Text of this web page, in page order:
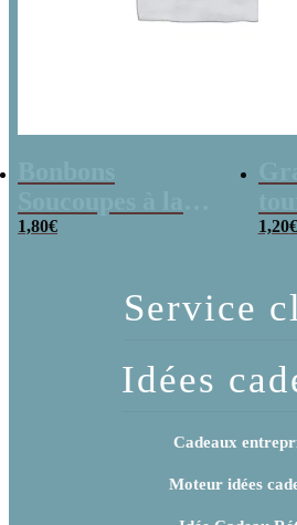
poudre (x20)
1,80€
x 3
1,20€
Service
Idées
Cadeaux
Moteur idées